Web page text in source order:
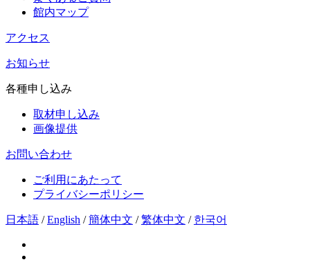
館内マップ
アクセス
お知らせ
各種申し込み
取材申し込み
画像提供
お問い合わせ
ご利用にあたって
プライバシーポリシー
日本語 /English /簡体中文 /繁体中文 / 한국어